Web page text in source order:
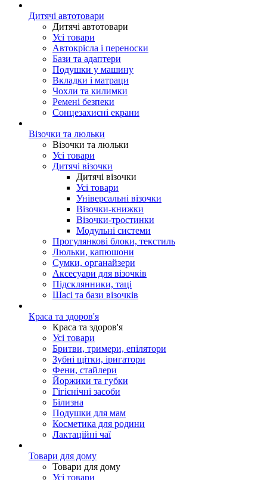
Дитячі автотовари
Дитячі автотовари
Усі товари
Автокрісла і переноски
Бази та адаптери
Подушки у машину
Вкладки і матраци
Чохли та килимки
Ремені безпеки
Сонцезахисні екрани
Візочки та люльки
Візочки та люльки
Усі товари
Дитячі візочки
Дитячі візочки
Усі товари
Універсальні візочки
Візочки-книжки
Візочки-тростинки
Модульні системи
Прогулянкові блоки, текстиль
Люльки, капюшони
Сумки, органайзери
Аксесуари для візочків
Підсклянники, таці
Шасі та бази візочків
Краса та здоров'я
Краса та здоров'я
Усі товари
Бритви, тримери, епілятори
Зубні щітки, іригатори
Фени, стайлери
Йоржики та губки
Гігієнічні засоби
Білизна
Подушки для мам
Косметика для родини
Лактаційні чаї
Товари для дому
Товари для дому
Усі товари